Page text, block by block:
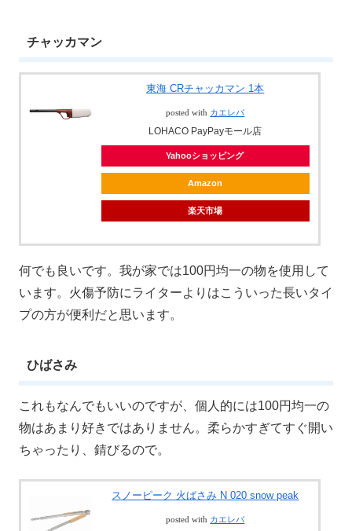
チャッカマン
東海 CRチャッカマン 1本
posted with カエレバ
LOHACO PayPayモール店
Yahooショッピング
Amazon
楽天市場
何でも良いです。我が家では100円均一の物を使用して
います。火傷予防にライターよりはこういった長いタイ
プの方が便利だと思います。
ひばさみ
これもなんでもいいのですが、個人的には100円均一の
物はあまり好きではありません。柔らかすぎてすぐ開い
ちゃったり、錆びるので。
スノーピーク 火ばさみ N 020 snow peak
posted with カエレバ